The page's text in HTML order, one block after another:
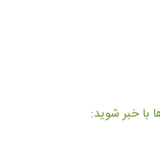
با خبر شوید: